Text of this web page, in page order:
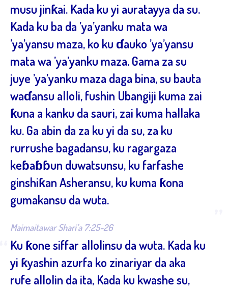
musu jinƙai. Kada ku yi auratayya da su.
Kada ku ba da ’ya’yanku mata wa
’ya’yansu maza, ko ku ɗauko ’ya’yansu
mata wa ’ya’yanku maza. Gama za su
juye ’ya’yanku maza daga bina, su bauta
waɗansu alloli, fushin Ubangiji kuma zai
ƙuna a kanku da sauri, zai kuma hallaka
ku. Ga abin da za ku yi da su, za ku
rurrushe bagadansu, ku ragargaza
keɓaɓɓun duwatsunsu, ku farfashe
ginshiƙan Asheransu, ku kuma ƙona
gumakansu da wuta.
Maimaitawar Shari’a 7:25-26
Ku ƙone siffar allolinsu da wuta. Kada ku
yi ƙyashin azurfa ko zinariyar da aka
rufe allolin da ita, Kada ku kwashe su,